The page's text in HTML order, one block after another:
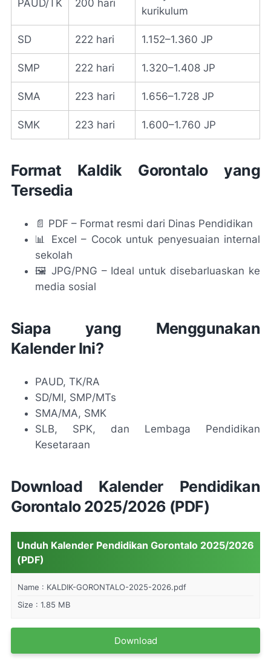
PAUD/TK 200 hari
kurikulum
SD 222 hari 1.152–1.360 JP
SMP 222 hari 1.320–1.408 JP
SMA 223 hari 1.656–1.728 JP
SMK 223 hari 1.600–1.760 JP
Format Kaldik Gorontalo yang
Tersedia
📄 PDF – Format resmi dari Dinas Pendidikan
📊 Excel – Cocok untuk penyesuaian internal
sekolah
🖼️ JPG/PNG – Ideal untuk disebarluaskan ke
media sosial
Siapa yang Menggunakan
Kalender Ini?
PAUD, TK/RA
SD/MI, SMP/MTs
SMA/MA, SMK
SLB, SPK, dan Lembaga Pendidikan
Kesetaraan
Download Kalender Pendidikan
Gorontalo 2025/2026 (PDF)
Unduh Kalender Pendidikan Gorontalo 2025/2026
(PDF)
Name : KALDIK-GORONTALO-2025-2026.pdf
Size : 1.85 MB
Download